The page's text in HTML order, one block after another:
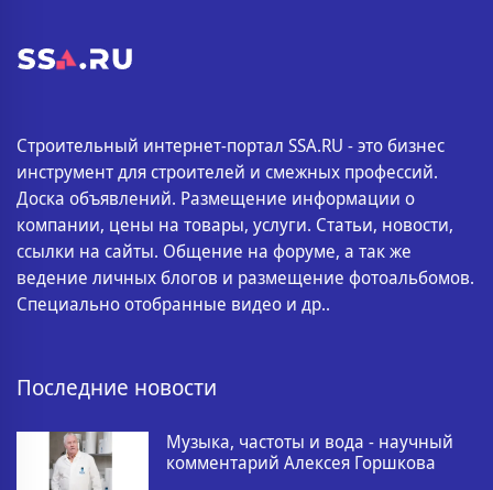
Строительный интернет-портал SSA.RU - это бизнес
инструмент для строителей и смежных профессий.
Доска объявлений. Размещение информации о
компании, цены на товары, услуги. Статьи, новости,
ссылки на сайты. Общение на форуме, а так же
ведение личных блогов и размещение фотоальбомов.
Специально отобранные видео и др..
Последние новости
Музыка, частоты и вода - научный
комментарий Алексея Горшкова